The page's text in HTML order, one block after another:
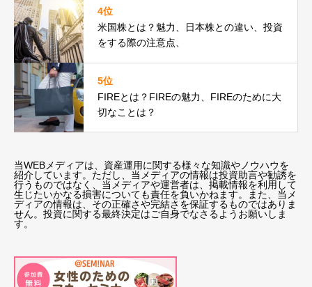
4位
米国株とは？魅力、日本株との違い、投資
をする際の注意点、
5位
FIREとは？FIREの魅力、FIREのために大
切なことは？
当WEBメディアは、資産運用に関する様々な知識やノウハウを
紹介しています。ただし、当メディアの情報は投資助言や勧誘を
行うものではなく、当メディアや運営者は、掲載情報を利用して
生じたいかなる損害についても責任を負いかねます。また、当メ
ディアの情報は、その正確さや完結さを保証するものではありま
せん。投資に関する最終決定はご自身でなさるようお願いしま
す。